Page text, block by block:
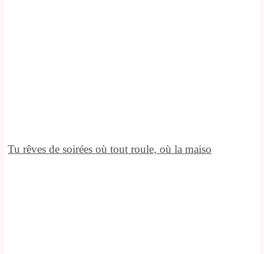
Tu rêves de soirées où tout roule, où la maiso